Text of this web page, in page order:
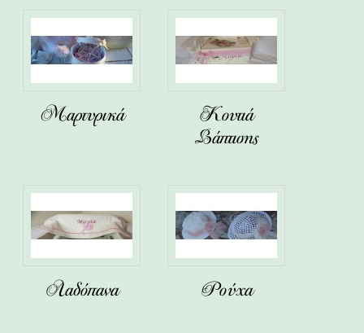
Μαρτυρικά
Κουτιά
Βάπτισης
Λαδόπανα Ρούχα